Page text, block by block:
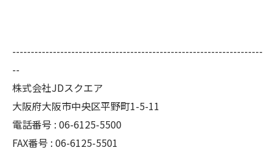
--------------------------------------------------------------------
--
株式会社JDスクエア
大阪府大阪市中央区平野町1-5-11
電話番号 : 06-6125-5500
FAX番号 : 06-6125-5501